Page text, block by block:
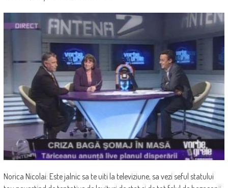
Norica Nicolai: Este jalnic sa te uiti la televiziune, sa vezi seful statului